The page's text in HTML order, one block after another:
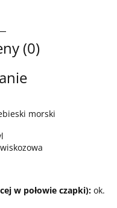
(0)
morski
w połowie czapki): ok.